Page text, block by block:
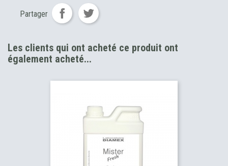
Partager
Les clients qui ont acheté ce produit ont
également acheté...